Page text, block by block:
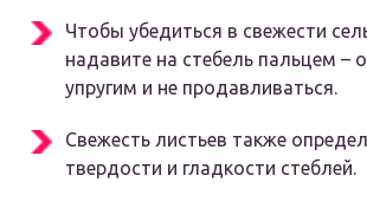
Чтобы убедиться в свежести
надавите на стебель пальцем –
упругим и не продавливаться.
Свежесть листьев также
твердости и гладкости стеблей.